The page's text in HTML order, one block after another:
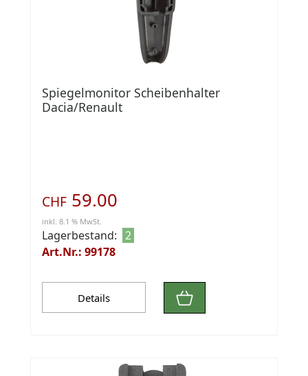
Spiegelmonitor Scheibenhalter
Dacia/Renault
CHF 59.00
inkl. 8.1 % MwSt.
Lagerbestand: 2
Art.Nr.: 99178
Details